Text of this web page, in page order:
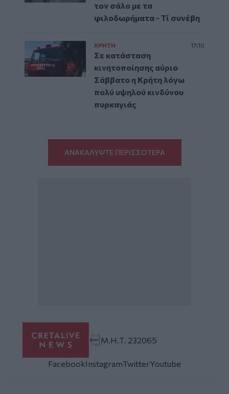
τον σάλο με τα
φιλοδωρήματα - Τί συνέβη
ΚΡΗΤΗ 17:10
Σε κατάσταση
κινητοποίησης αύριο
Σάββατο η Κρήτη λόγω
πολύ υψηλού κινδύνου
πυρκαγιάς
ΑΝΑΚΑΛΥΨΤΕ ΠΕΡΙΣΣΟΤΕΡΑ
Μ.Η.Τ. 232065
FacebookInstagramTwitterYoutube